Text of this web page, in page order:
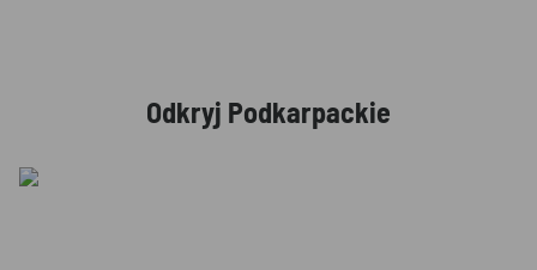
Odkryj Podkarpackie